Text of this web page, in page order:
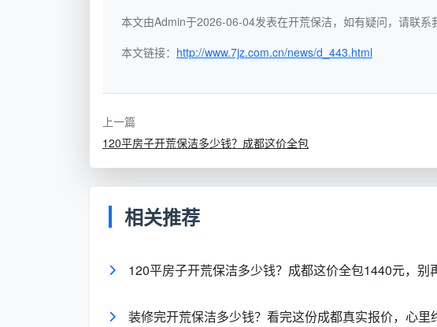
直接决定了你的钱花在了哪里。
程度
房屋结构
与窗量
平层标准价；复式/挑空/超
大窗量→上浮
挑空客厅需要长杆
风险与工时同步上
服务颗粒
表面清洁→低价；精保洁→
本文由Admin于2026-06-04发表在开荒保洁，如有疑问，请联系
本文链接： http://www.7jz.com.cn/news/d_443.html
上一篇
120平房子开荒保洁多少钱？成都这价全包
相关推荐
120平房子开荒保洁多少钱？成都这价全包1440元，别
装修完开荒保洁多少钱？看完这份成都真实报价，心里